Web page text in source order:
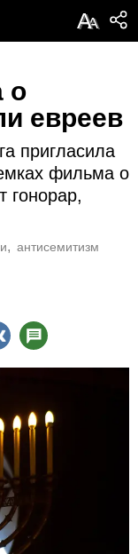
АА
о
евреев
пригласила
фильма о
гонорар,
антисемитизм